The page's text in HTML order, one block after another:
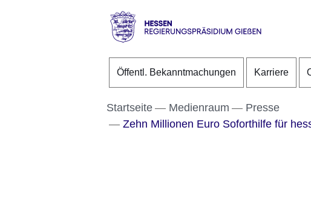
Direkt zum Kopf der Seite
Direkt zum Inhalt
Direkt zum Fuß der Seite
RP
Öffentl. Bekanntmachungen Karriere
Startseite Medienraum
Presse
Zehn Millionen Euro Soforthilfe für